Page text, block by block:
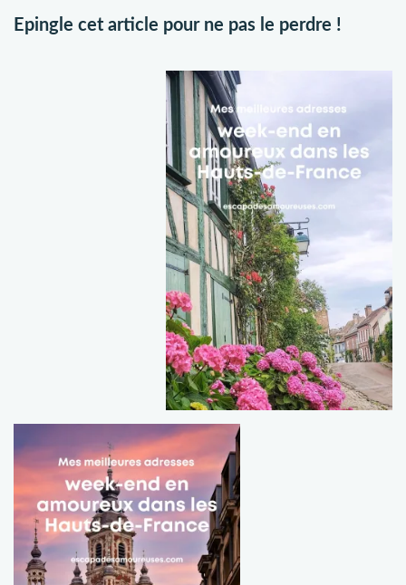
Epingle cet article pour ne pas le perdre !